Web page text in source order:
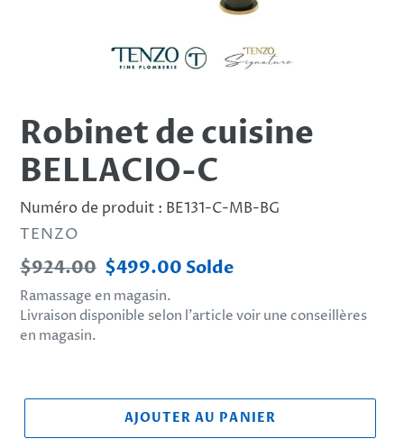
Robinet de cuisine
BELLACIO-C
Numéro de produit : BE131-C-MB-BG
DISTRIBUTEUR
TENZO
Prix
normal
$924.00 Prix
réduit
$499.00 Solde
Ramassage en magasin.
Livraison disponible selon l’article voir une conseillères
en magasin.
AJOUTER AU PANIER